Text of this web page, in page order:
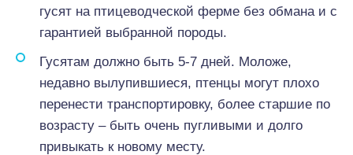
гусят на птицеводческой ферме без обмана и с
гарантией выбранной породы.
Гусятам должно быть 5-7 дней. Моложе,
недавно вылупившиеся, птенцы могут плохо
перенести транспортировку, более старшие по
возрасту – быть очень пугливыми и долго
привыкать к новому месту.